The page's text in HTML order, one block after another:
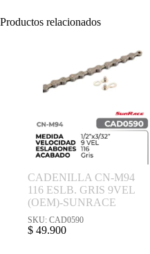
Productos relacionados
CADENILLA CN-M94
116 ESLB. GRIS 9VEL
(OEM)-SUNRACE
SKU: CAD0590
$ 49.900